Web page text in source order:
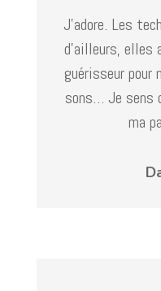
J’adore. Les
d’ailleurs, elles
guérisseur pour
sons… Je sens
ma